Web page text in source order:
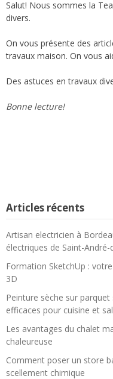
Salut! Nous sommes la
divers.
On vous présente des
travaux maison. On vous
Des astuces en travaux
Bonne lecture!
Articles récents
Artisan electricien à
électriques de Saint-
Formation SketchUp :
3D
Peinture sèche sur
efficaces pour cuisine et
Les avantages du chalet
chaleureuse
Comment poser un store
scellement chimique